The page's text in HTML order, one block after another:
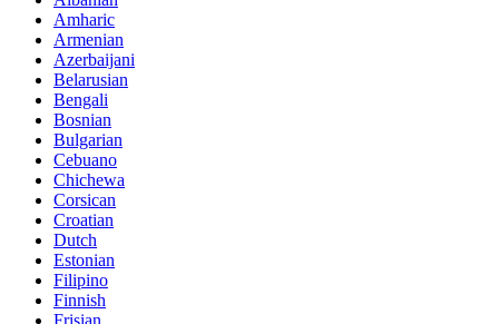
Amharic
Armenian
Azerbaijani
Belarusian
Bengali
Bosnian
Bulgarian
Cebuano
Chichewa
Corsican
Croatian
Dutch
Estonian
Filipino
Finnish